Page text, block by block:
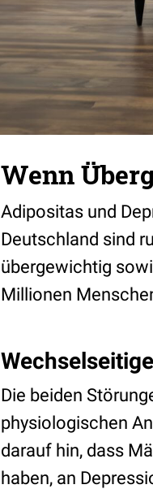
Wenn
Adipositas und
Deutschland sind
übergewichtig
Millionen
Die beiden
physiologischen
darauf hin, dass
haben, an